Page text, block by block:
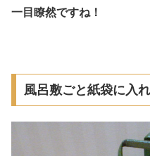
一目瞭然ですね！
風呂敷ごと紙袋に入